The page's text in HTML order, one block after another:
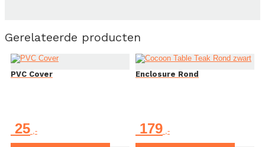
Gerelateerde producten
PVC Cover
25
Enclosure Rond
179